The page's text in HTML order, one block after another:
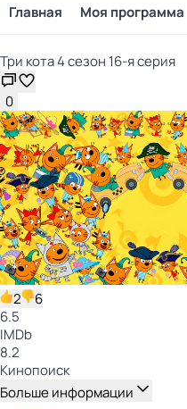
Главная Моя программа
Три кота 4 сезон 16-я серия
0
2
6
6.5
IMDb
8.2
Кинопоиск
Больше информации